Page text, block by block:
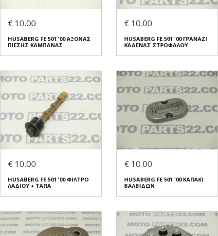
€ 10.00
HUSABERG FE 501 '00 ΑΞΟΝΑΣ
ΠΙΕΣΗΣ ΚΑΜΠΑΝΑΣ
€ 10.00
HUSABERG FE 501 '00 ΓΡΑΝΑΖΙ
ΚΑΔΕΝΑΣ ΣΤΡΟΦΑΛΟΥ
€ 10.00
HUSABERG FE 501 '00 ΦΙΛΤΡΟ
ΛΑΔΙΟΥ + ΤΑΠΑ
€ 10.00
HUSABERG FE 501 '00 ΚΑΠΑΚΙ
ΒΑΛΒΙΔΩΝ